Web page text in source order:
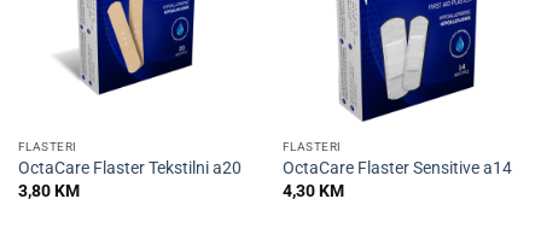
FLASTERI
OctaCare Flaster Tekstilni a20
3,80KM
FLASTERI
OctaCare Flaster Sensitive a14
4,30KM